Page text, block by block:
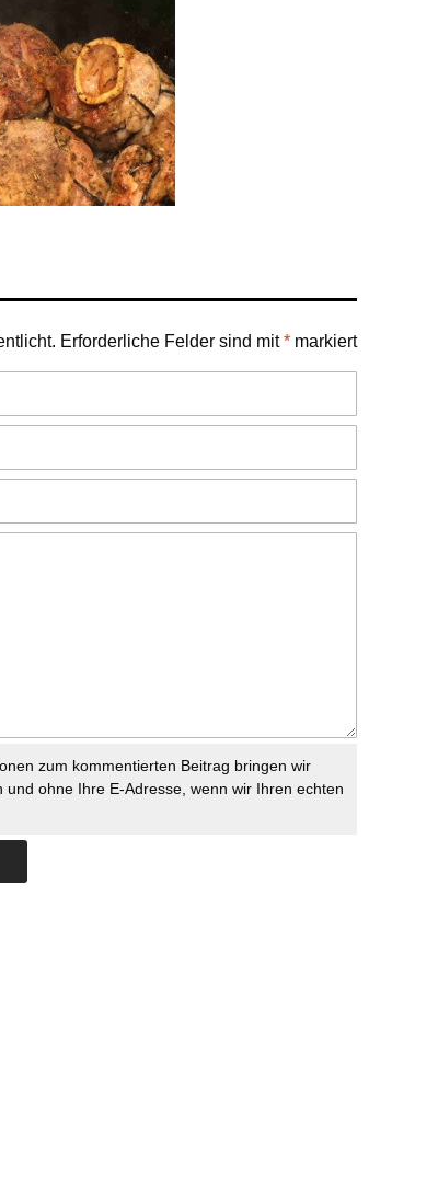
Erforderliche Felder sind mit* markiert
zum kommentierten Beitrag bringen wir
ohne Ihre E-Adresse, wenn wir Ihren echten